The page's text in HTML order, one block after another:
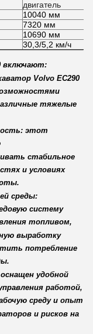
двигатель
10040 мм
7320 мм
10690 мм
30,3/5,2 км/ч
включают:
Volvo EC290
тяжелые
этот
стабильное
и условиях
среды:
систему
топливом,
выработку
потребление
удобной
работой,
среду и опыт
и рисков на